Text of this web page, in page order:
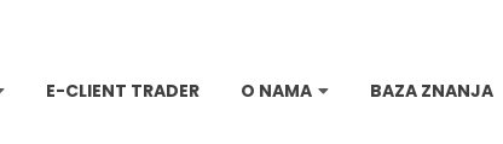
E-CLIENT TRADER O NAMA BAZA ZNANJA